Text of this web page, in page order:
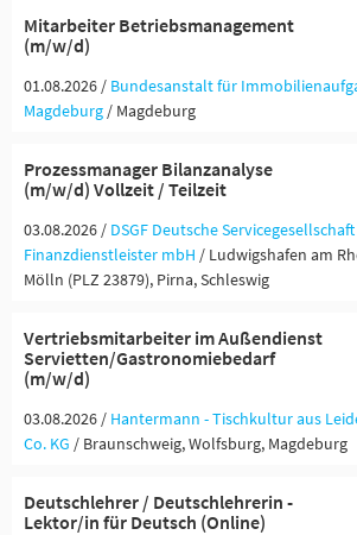
Mitarbeiter Betriebsmanagement
(m/w/d)
01.08.2026 / Bundesanstalt für
Magdeburg / Magdeburg
Prozessmanager Bilanzanalyse
(m/w/d) Vollzeit / Teilzeit
03.08.2026 / DSGF Deutsche
Finanzdienstleister mbH / Ludwigshafen am
Mölln (PLZ 23879), Pirna, Schleswig
Vertriebsmitarbeiter im Außendienst
Servietten/Gastronomiebedarf
(m/w/d)
03.08.2026 / Hantermann - Tischkultur aus
Co. KG / Braunschweig, Wolfsburg, Magdeburg
Deutschlehrer / Deutschlehrerin -
Lektor/in für Deutsch (Online)